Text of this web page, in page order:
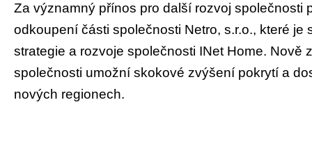
Za významný přínos pro další rozvoj společnosti
odkoupení části společnosti Netro, s.r.o., které je
strategie a rozvoje společnosti INet Home. Nově
společnosti umožní skokové zvýšení pokrytí a
nových regionech.